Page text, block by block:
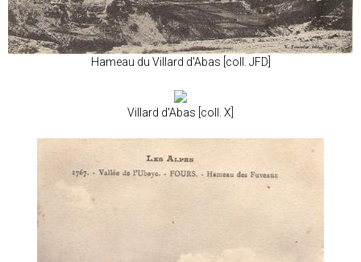
Hameau du Villard d'Abas [coll. JFD]
Villard d'Abas [coll. X]